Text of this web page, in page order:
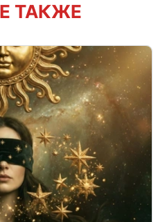
ТАКЖЕ